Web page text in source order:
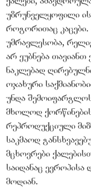
უზრუნველყოფილი
როგორითაც კაცები.
უმრავლესობა,
არ ეუბნება
ნაკლებად
ოჯახური
უნდა
მხოლოდ
რეპროდუქციული
საკმაოდ
მცხოვრები
საიდანაც ევროპისა
მოდიან.